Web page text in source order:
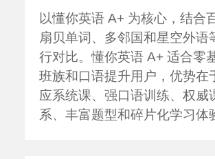
以懂你英语 A+ 为核心，结合
扇贝单词、多邻国和星空外语
行对比。懂你英语 A+ 适合零
班族和口语提升用户，优势在
应系统课、强口语训练、权威
系、丰富题型和碎片化学习体